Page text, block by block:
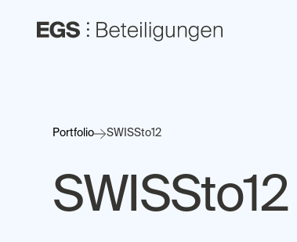
Portfolio SWISSto12
SWISSto12